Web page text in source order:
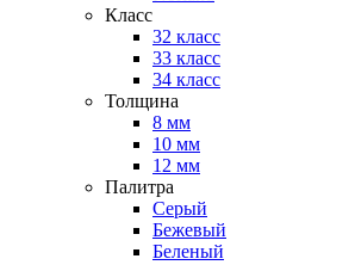
Класс
32 класс
33 класс
34 класс
Толщина
8 мм
10 мм
12 мм
Палитра
Серый
Бежевый
Беленый